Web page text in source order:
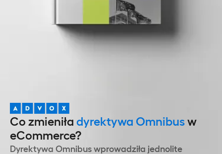
Co zmieniła dyrektywa Omnibusw
eCommerce?
Dyrektywa Omnibus wprowadziła jednolite